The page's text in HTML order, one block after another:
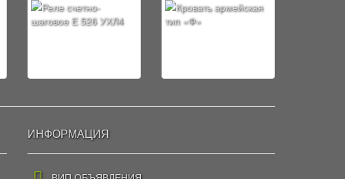
ИНФОРМАЦИЯ